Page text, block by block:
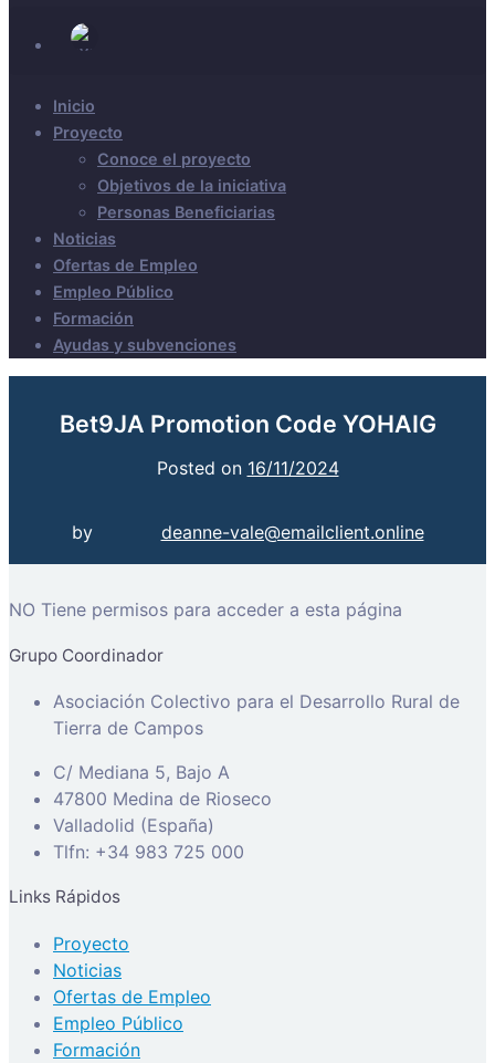
Inicio
Proyecto
Conoce el proyecto
Objetivos de la iniciativa
Personas Beneficiarias
Noticias
Ofertas de Empleo
Empleo Público
Formación
Ayudas y subvenciones
Bet9JA Promotion Code YOHAIG
Posted on 16/11/2024
by deanne-vale@emailclient.online
NO Tiene permisos para acceder a esta página
Grupo Coordinador
Asociación Colectivo para el Desarrollo Rural de
Tierra de Campos
C/ Mediana 5, Bajo A
47800 Medina de Rioseco
Valladolid (España)
Tlfn: +34 983 725 000
Links Rápidos
Proyecto
Noticias
Ofertas de Empleo
Empleo Público
Formación